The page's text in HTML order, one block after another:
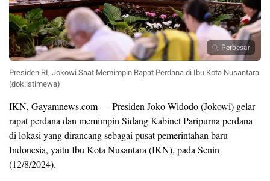
Perbesar
Presiden RI, Jokowi Saat Memimpin Rapat Perdana di Ibu Kota Nusantara
(dok.istimewa)
IKN, Gayamnews.com — Presiden Joko Widodo (Jokowi) gelar
rapat perdana dan memimpin Sidang Kabinet Paripurna perdana
di lokasi yang dirancang sebagai pusat pemerintahan baru
Indonesia, yaitu Ibu Kota Nusantara (IKN), pada Senin
(12/8/2024).